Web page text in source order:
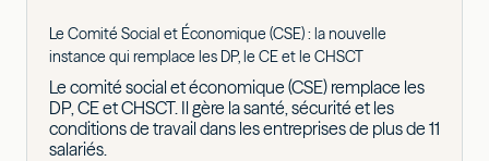
Le Comité Social et Économique (CSE) : la nouvelle
instance qui remplace les DP, le CE et le CHSCT
Le comité social et économique (CSE) remplace les
DP, CE et CHSCT. Il gère la santé, sécurité et les
conditions de travail dans les entreprises de plus de 11
salariés.